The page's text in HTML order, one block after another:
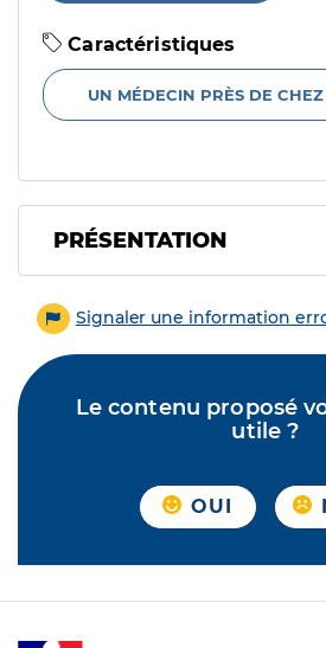
Caractéristiques
UN MÉDECIN PRÈS DE
PRÉSENTATION
Signaler une information
Le contenu proposé
utile ?
OUI